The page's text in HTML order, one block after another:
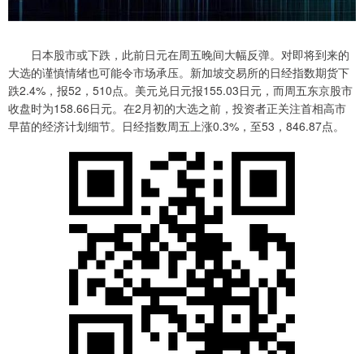
日本股市或下跌，此前日元在周五晚间大幅反弹。对即将到来的
大选的谨慎情绪也可能令市场承压。新加坡交易所的日经指数期货下
跌2.4%，报52，510点。美元兑日元报155.03日元，而周五东京股市
收盘时为158.66日元。在2月初的大选之前，投资者正关注首相高市
早苗的经济计划细节。日经指数周五上涨0.3%，至53，846.87点。